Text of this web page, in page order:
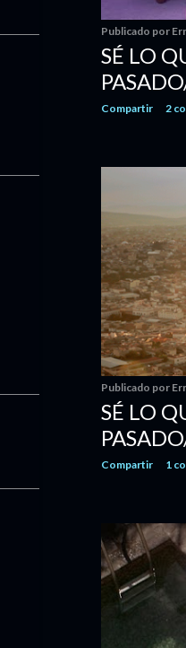
Publicado por
SÉ LO
Compartir 2
Publicado por
SÉ LO
Compartir
1